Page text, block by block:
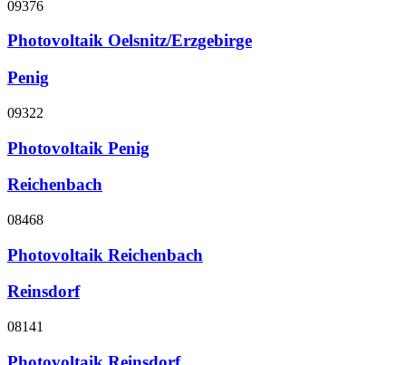
09376
Photovoltaik Oelsnitz/Erzgebirge
Penig
09322
Photovoltaik Penig
Reichenbach
08468
Photovoltaik Reichenbach
Reinsdorf
08141